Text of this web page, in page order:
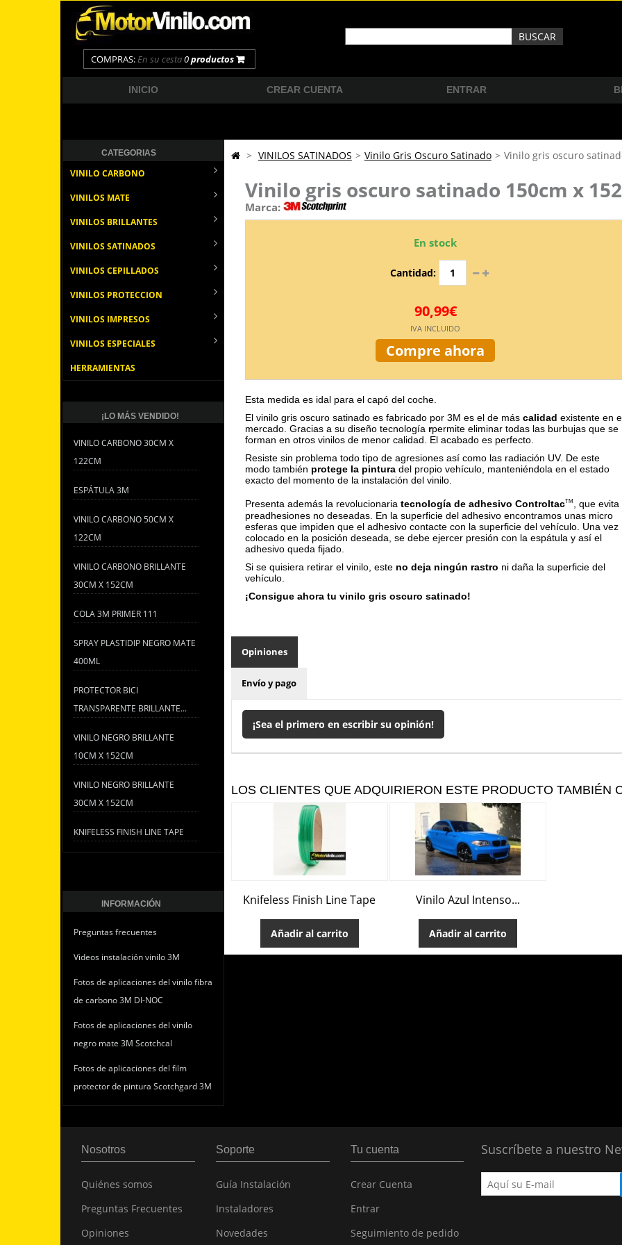
COMPRAS:En su cesta0productos
INICIO CREAR CUENTA ENTRAR
CATEGORIAS
VINILO CARBONO
VINILOS MATE
VINILOS BRILLANTES
VINILOS SATINADOS
VINILOS CEPILLADOS
VINILOS PROTECCION
VINILOS IMPRESOS
VINILOS ESPECIALES
HERRAMIENTAS
¡LO MÁS VENDIDO!
VINILO CARBONO 30CM X
122CM
ESPÁTULA 3M
VINILO CARBONO 50CM X
122CM
VINILO CARBONO BRILLANTE
30CM X 152CM
COLA 3M PRIMER 111
SPRAY PLASTIDIP NEGRO MATE
400ML
PROTECTOR BICI
TRANSPARENTE BRILLANTE...
VINILO NEGRO BRILLANTE
10CM X 152CM
VINILO NEGRO BRILLANTE
30CM X 152CM
KNIFELESS FINISH LINE TAPE
INFORMACIÓN
Preguntas frecuentes
Videos instalación vinilo 3M
Fotos de aplicaciones del vinilo fibra
de carbono 3M DI-NOC
Fotos de aplicaciones del vinilo
negro mate 3M Scotchcal
Fotos de aplicaciones del film
protector de pintura Scotchgard 3M
> VINILOS SATINADOS > Vinilo Gris Oscuro Satinado > Vinilo gris oscuro
Vinilo gris oscuro satinado 150cm x
Marca:
En stock
Cantidad:
90,99€
IVA INCLUIDO
Compre ahora
Esta medida es idal para el capó del coche.
El vinilo gris oscuro satinado es fabricado por 3M es el de más calidad existente en
mercado. Gracias a su diseño tecnología rpermite eliminar todas las burbujas que se
forman en otros vinilos de menor calidad. El acabado es perfecto.
Resiste sin problema todo tipo de agresiones así como las radiación UV. De este
modo también protege la pinturadel propio vehículo, manteniéndola en el estado
exacto del momento de la instalación del vinilo.
Presenta además la revolucionaria tecnología de adhesivo ControltacTM
, que evita
preadhesiones no deseadas. En la superficie del adhesivo encontramos unas micro
esferas que impiden que el adhesivo contacte con la superficie del vehículo. Una vez
colocado en la posición deseada, se debe ejercer presión con la espátula y así el
adhesivo queda fijado.
Si se quisiera retirar el vinilo, este no deja ningún rastro ni daña la superficie del
vehículo.
¡Consigue ahora tu vinilo gris oscuro satinado!
Opiniones
Envío y pago
¡Sea el primero en escribir su opinión!
LOS CLIENTES QUE ADQUIRIERON ESTE PRODUCTO TAMBIÉN
Knifeless Finish Line Tape
Añadir al carrito
Vinilo Azul Intenso...
Añadir al carrito
Nosotros
Quiénes somos
Preguntas Frecuentes
Opiniones
Soporte
Guía Instalación
Instaladores
Novedades
Tu cuenta
Crear Cuenta
Entrar
Seguimiento de pedido
Suscríbete a nuestro